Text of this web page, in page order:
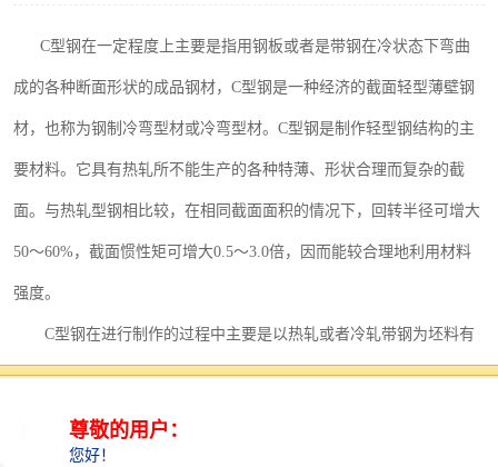
C型钢在一定程度上主要是指用钢板或者是带钢在冷状态下弯曲
成的各种断面形状的成品钢材，C型钢是一种经济的截面轻型薄壁钢
材，也称为钢制冷弯型材或冷弯型材。C型钢是制作轻型钢结构的主
要材料。它具有热轧所不能生产的各种特薄、形状合理而复杂的截
面。与热轧型钢相比较，在相同截面面积的情况下，回转半径可增大
50～60%，截面惯性矩可增大0.5～3.0倍，因而能较合理地利用材料
强度。
C型钢在进行制作的过程中主要是以热轧或者冷轧带钢为坯料有
效的经过其弯曲成型制成的各种截面形状尺寸的型钢，C型钢具有以
下特点。
1. C型钢的截面经济合理、节省材料，在进行操作时其截面形状
政围挡